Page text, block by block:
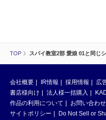
TOP スパイ教室2部 愛娘 01と同じ
会社概要 IR情報 採用情報 広
書店様向け
法人様一括購入
作品の利用について
お問い合わせ
サイトポリシー
Do Not Sell or